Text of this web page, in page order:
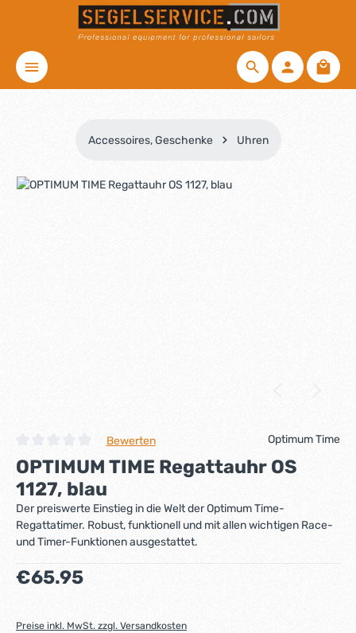
Zum Hauptinhalt springen
Accessoires, Geschenke Uhren
Bildergalerie überspringen
Durchschnittliche Bewertung von 0 von 5 Sternen
Bewerten Optimum Time
OPTIMUM TIME Regattauhr OS
1127, blau
Der preiswerte Einstieg in die Welt der Optimum Time-
Regattatimer. Robust, funktionell und mit allen wichtigen Race-
und Timer-Funktionen ausgestattet.
Regulärer Preis:
€65.95
Preise inkl. MwSt. zzgl. Versandkosten